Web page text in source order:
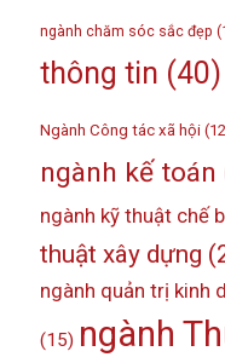
ngành chăm sóc sắc đẹp
thông tin (40)
Ngành Công tác xã hội
ngành kế toán
ngành kỹ thuật chế
thuật xây dựng
ngành quản trị kinh
(15) ngành